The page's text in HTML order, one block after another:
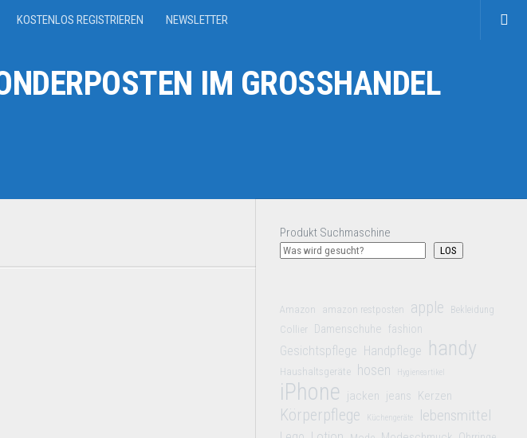
KOSTENLOS REGISTRIEREN NEWSLETTER
IM GROSSHANDEL
Produkt Suchmaschine
LOS
Amazon amazon restposten apple Bekleidung
Collier Damenschuhe fashion
Gesichtspflege Handpflege handy
Haushaltsgeräte hosen Hygieneartikel
iPhone jacken jeans Kerzen
Körperpflege Küchengeräte lebensmittel